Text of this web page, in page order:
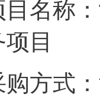
目名称
目
购方式